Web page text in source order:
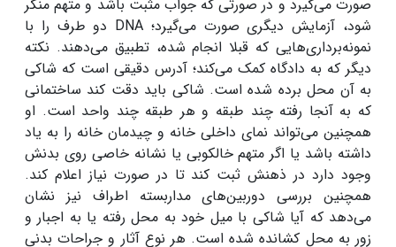
صورت می‌گیرد و در صورتی که جواب مثبت باشد و متهم منکر
شود، آزمایش دیگری صورت می‌گیرد؛ DNA دو طرف را با
نمونه‌برداری‌هایی که قبلا انجام شده، تطبیق می‌دهند. نکته
دیگر که به دادگاه کمک می‌کند؛ آدرس دقیقی است که شاکی
به آن محل برده شده است. شاکی باید دقت کند ساختمانی
که به آنجا رفته چند طبقه و هر طبقه چند واحد است. او
همچنین می‌تواند نمای داخلی خانه و چیدمان خانه را به یاد
داشته باشد یا اگر متهم خالکوبی یا نشانه خاصی روی بدنش
وجود دارد در ذهنش ثبت کند تا در صورت نیاز اعلام کند.
همچنین بررسی دوربین‌های مداربسته اطراف نیز نشان
می‌دهد که آیا شاکی با میل خود به محل رفته یا به اجبار و
زور به محل کشانده شده است. هر نوع آثار و جراحات بدنی